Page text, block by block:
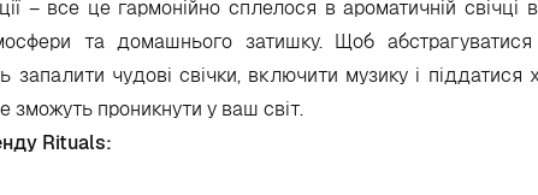
– все це гармонійно сплелося в ароматичній свічці
та домашнього затишку. Щоб абстрагуватися
чудові свічки, включити музику і піддатися
зможуть проникнути у ваш світ.
Rituals: